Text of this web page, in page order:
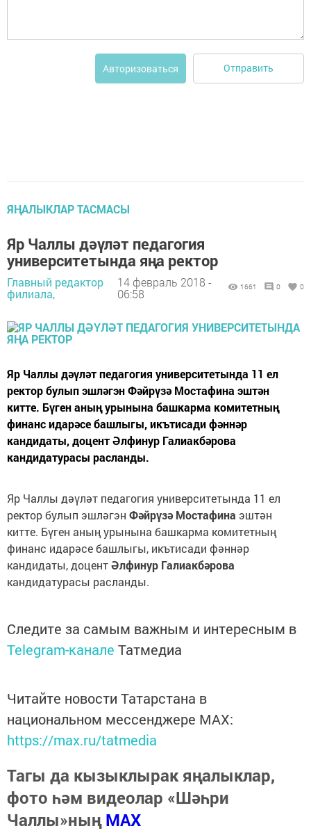
Авторизоваться Отправить
ЯҢАЛЫКЛАР ТАСМАСЫ
Яр Чаллы дәүләт педагогия
университетында яңа ректор
Главный редактор
филиала,
14 февраль 2018 -
06:58
1661 0 0
Яр Чаллы дәүләт педагогия университетында 11 ел
ректор булып эшләгэн Фәйрүзә Мостафина эштән
китте. Бүген аның урынына башкарма комитетның
финанс идарәсе башлыгы, икътисади фәннәр
кандидаты, доцент Әлфинур Галиакбәрова
кандидатурасы расланды.
Яр Чаллы дәүләт педагогия университетында 11 ел
ректор булып эшләгэн Фәйрүзә Мостафина эштән
китте. Бүген аның урынына башкарма комитетның
финанс идарәсе башлыгы, икътисади фәннәр
кандидаты, доцентӘлфинур Галиакбәрова
кандидатурасы расланды.
Следите за самым важным и интересным в
Telegram-канале Татмедиа
Читайте новости Татарстана в
национальном мессенджере MАХ:
https://max.ru/tatmedia
Тагы да кызыклырак яңалыклар,
фото һәм видеолар «Шәһри
Чаллы»ныңMAX